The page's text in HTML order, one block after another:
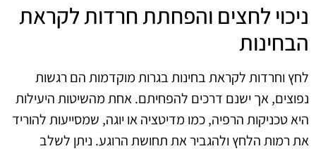
ניכוי לחצים והפחתת חרדות לקראת
הבחינות
לחץ וחרדות לקראת בחינות בגרות מוקדמות הם רגשות
נפוצים, אך ישנם דרכים להפחיתם. אחת מהשיטות היעילות
היא טכניקות הרפיה, כמו מדיטציה או יוגה, שמסייעות להוריד
את רמות הלחץ ולהגביר את תחושת הרוגע. ניתן לשלב